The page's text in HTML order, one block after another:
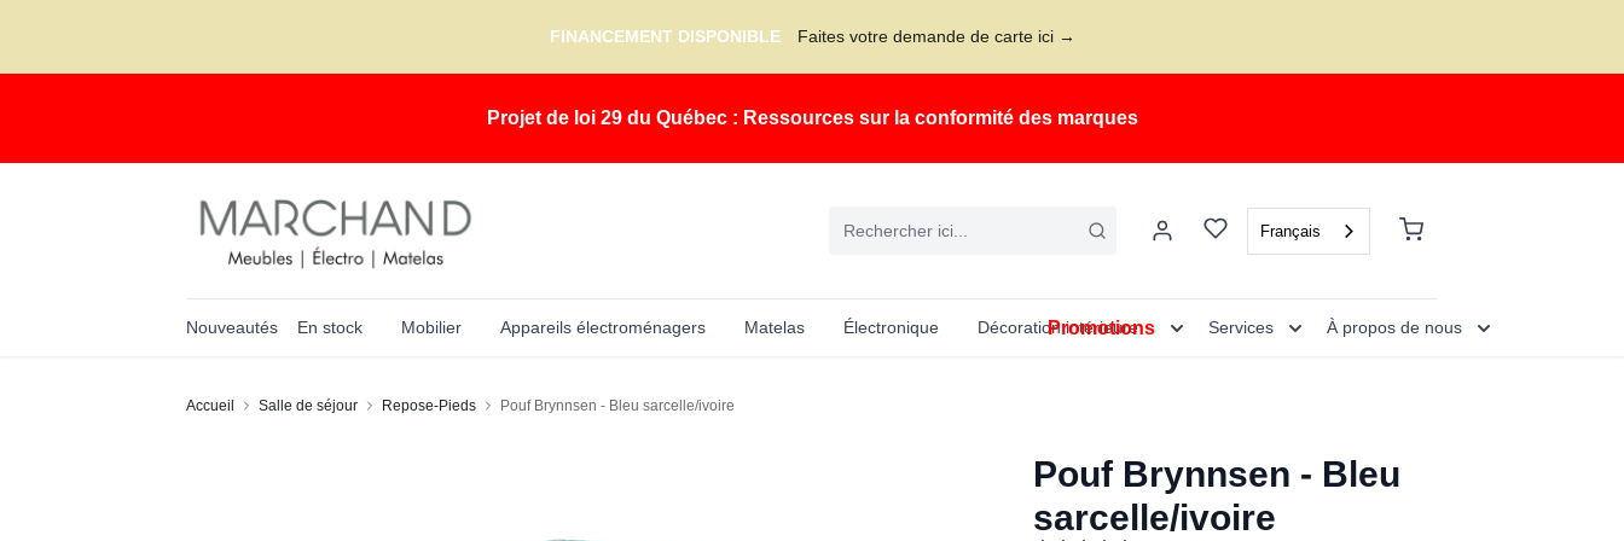
FINANCEMENT DISPONIBLE Faites votre demande de carte ici →
Projet de loi 29 du Québec : Ressources sur la conformité des marques
Français
Nouveautés En stock Mobilier Appareils électroménagers Matelas Électronique Décoration intérieure
Promotions Services À propos de nous
Accueil Salle de séjour Repose-Pieds Pouf Brynnsen - Bleu sarcelle/ivoire
Pouf Brynnsen - Bleu
sarcelle/ivoire